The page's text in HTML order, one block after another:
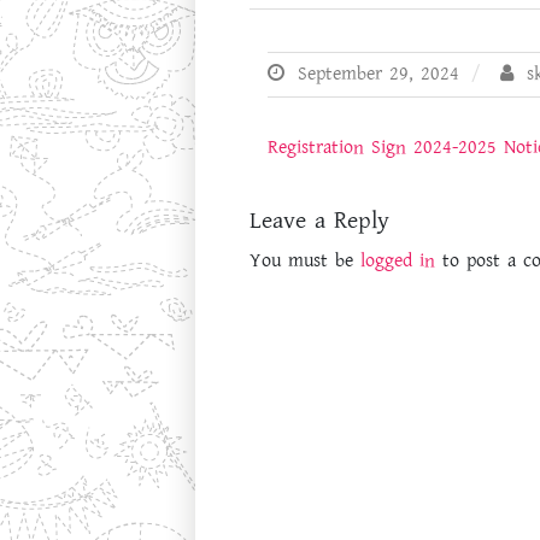
September 29, 2024
Registration Sign 2024-2025
Leave a Reply
You must belogged in to post a